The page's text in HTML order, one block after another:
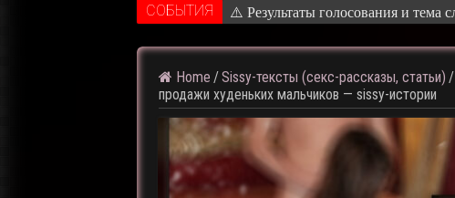
CОБЫТИЯ ⚠️ Кадры из предстоящего ролика
Home /Sissy-тексты (секс-рассказы, статьи) /
продажи худеньких мальчиков — sissy-истории